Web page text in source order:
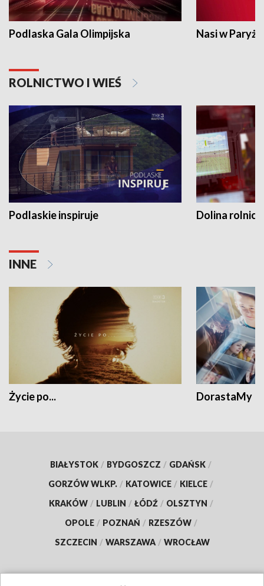
Podlaska Gala Olimpijska Nasi w Paryżu
ROLNICTWO I WIEŚ
Podlaskie inspiruje Dolina
INNE
Życie po... DorastaMy
BIAŁYSTOK / BYDGOSZCZ / GDAŃSK /
GORZÓW WLKP. / KATOWICE / KIELCE /
KRAKÓW / LUBLIN / ŁÓDŹ / OLSZTYN /
OPOLE / POZNAŃ / RZESZÓW /
SZCZECIN / WARSZAWA / WROCŁAW